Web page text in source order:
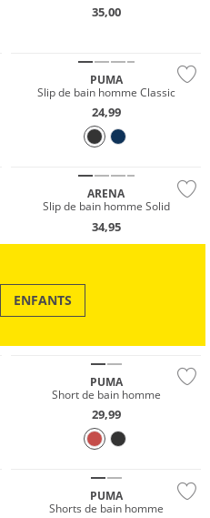
35,00
PUMA
Slip de bain homme Classic
24,99
ARENA
Slip de bain homme Solid
34,95
ENFANTS
PUMA
Short de bain homme
29,99
PUMA
Shorts de bain homme